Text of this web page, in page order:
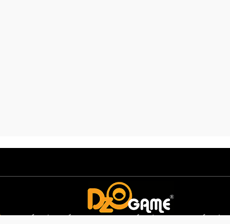
Dụng Giấy phép G1 số: 169/GP-PTTH&TTĐT cấp ngày 07/11/2025 | Giấy phép